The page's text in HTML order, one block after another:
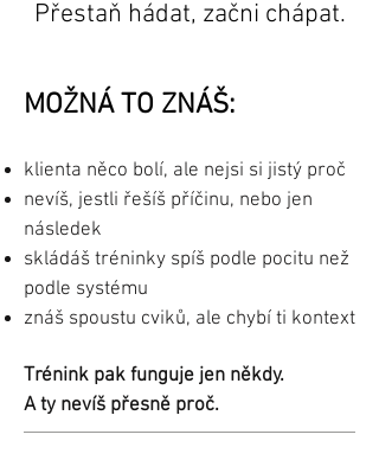
Přestaň hádat, začni chápat.
MOŽNÁ TO ZNÁŠ:
klienta něco bolí, ale nejsi si jistý proč
nevíš, jestli řešíš příčinu, nebo jen
následek
skládáš tréninky spíš podle pocitu než
podle systému
znáš spoustu cviků, ale chybí ti kontext
Trénink pak funguje jen někdy.
A ty nevíš přesně proč.